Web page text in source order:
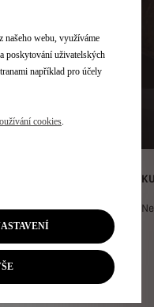
Only You
našeho webu, využíváme
poskytování uživatelských
například pro účely
cookies